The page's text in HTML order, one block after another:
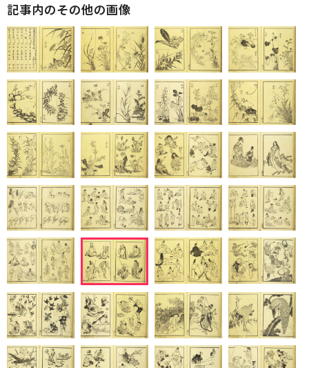
記事内のその他の画像